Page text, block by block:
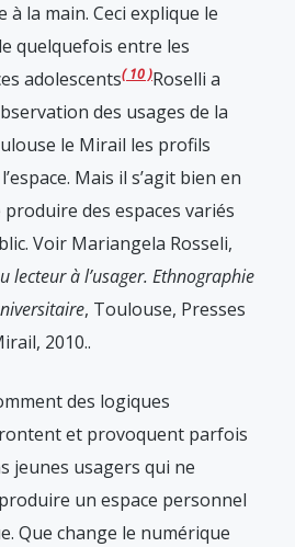
la main. Ceci explique le
quelquefois entre les
adolescents 10 Roselli a
des usages de la
le Mirail les profils
Mais il s’agit bien en
des espaces variés
Voir Mariangela Rosseli,
lecteur à l’usager. Ethnographie
, Toulouse, Presses
2010..
des logiques
et provoquent parfois
jeunes usagers qui ne
un espace personnel
Que change le numérique